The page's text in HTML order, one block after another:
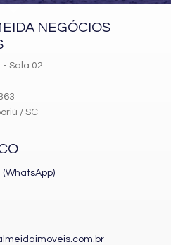
NEGÓCIOS
- Sala 02
/ SC
(WhatsApp)